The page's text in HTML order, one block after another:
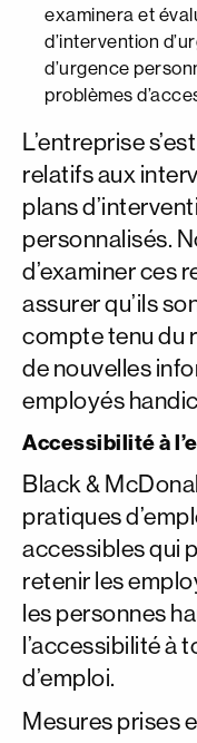
examinera et
d’intervention
d’urgence
problèmes
L’entreprise
relatifs aux
plans
personnalisés.
d’examiner ces
assurer qu’ils
compte tenu du
de nouvelles
employés
Accessibilité à
Black &
pratiques
accessibles qui
retenir les
les personnes
l’accessibilité à
d’emploi.
Mesures prises